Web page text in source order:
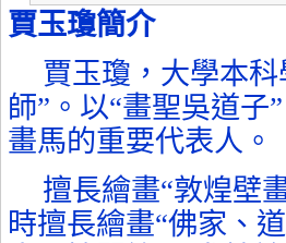
賈玉瓊簡介
賈玉瓊，大學本
師”。以“畫聖吳道子
畫馬的重要代表人。
擅長繪畫“敦煌壁
時擅長繪畫“佛家、